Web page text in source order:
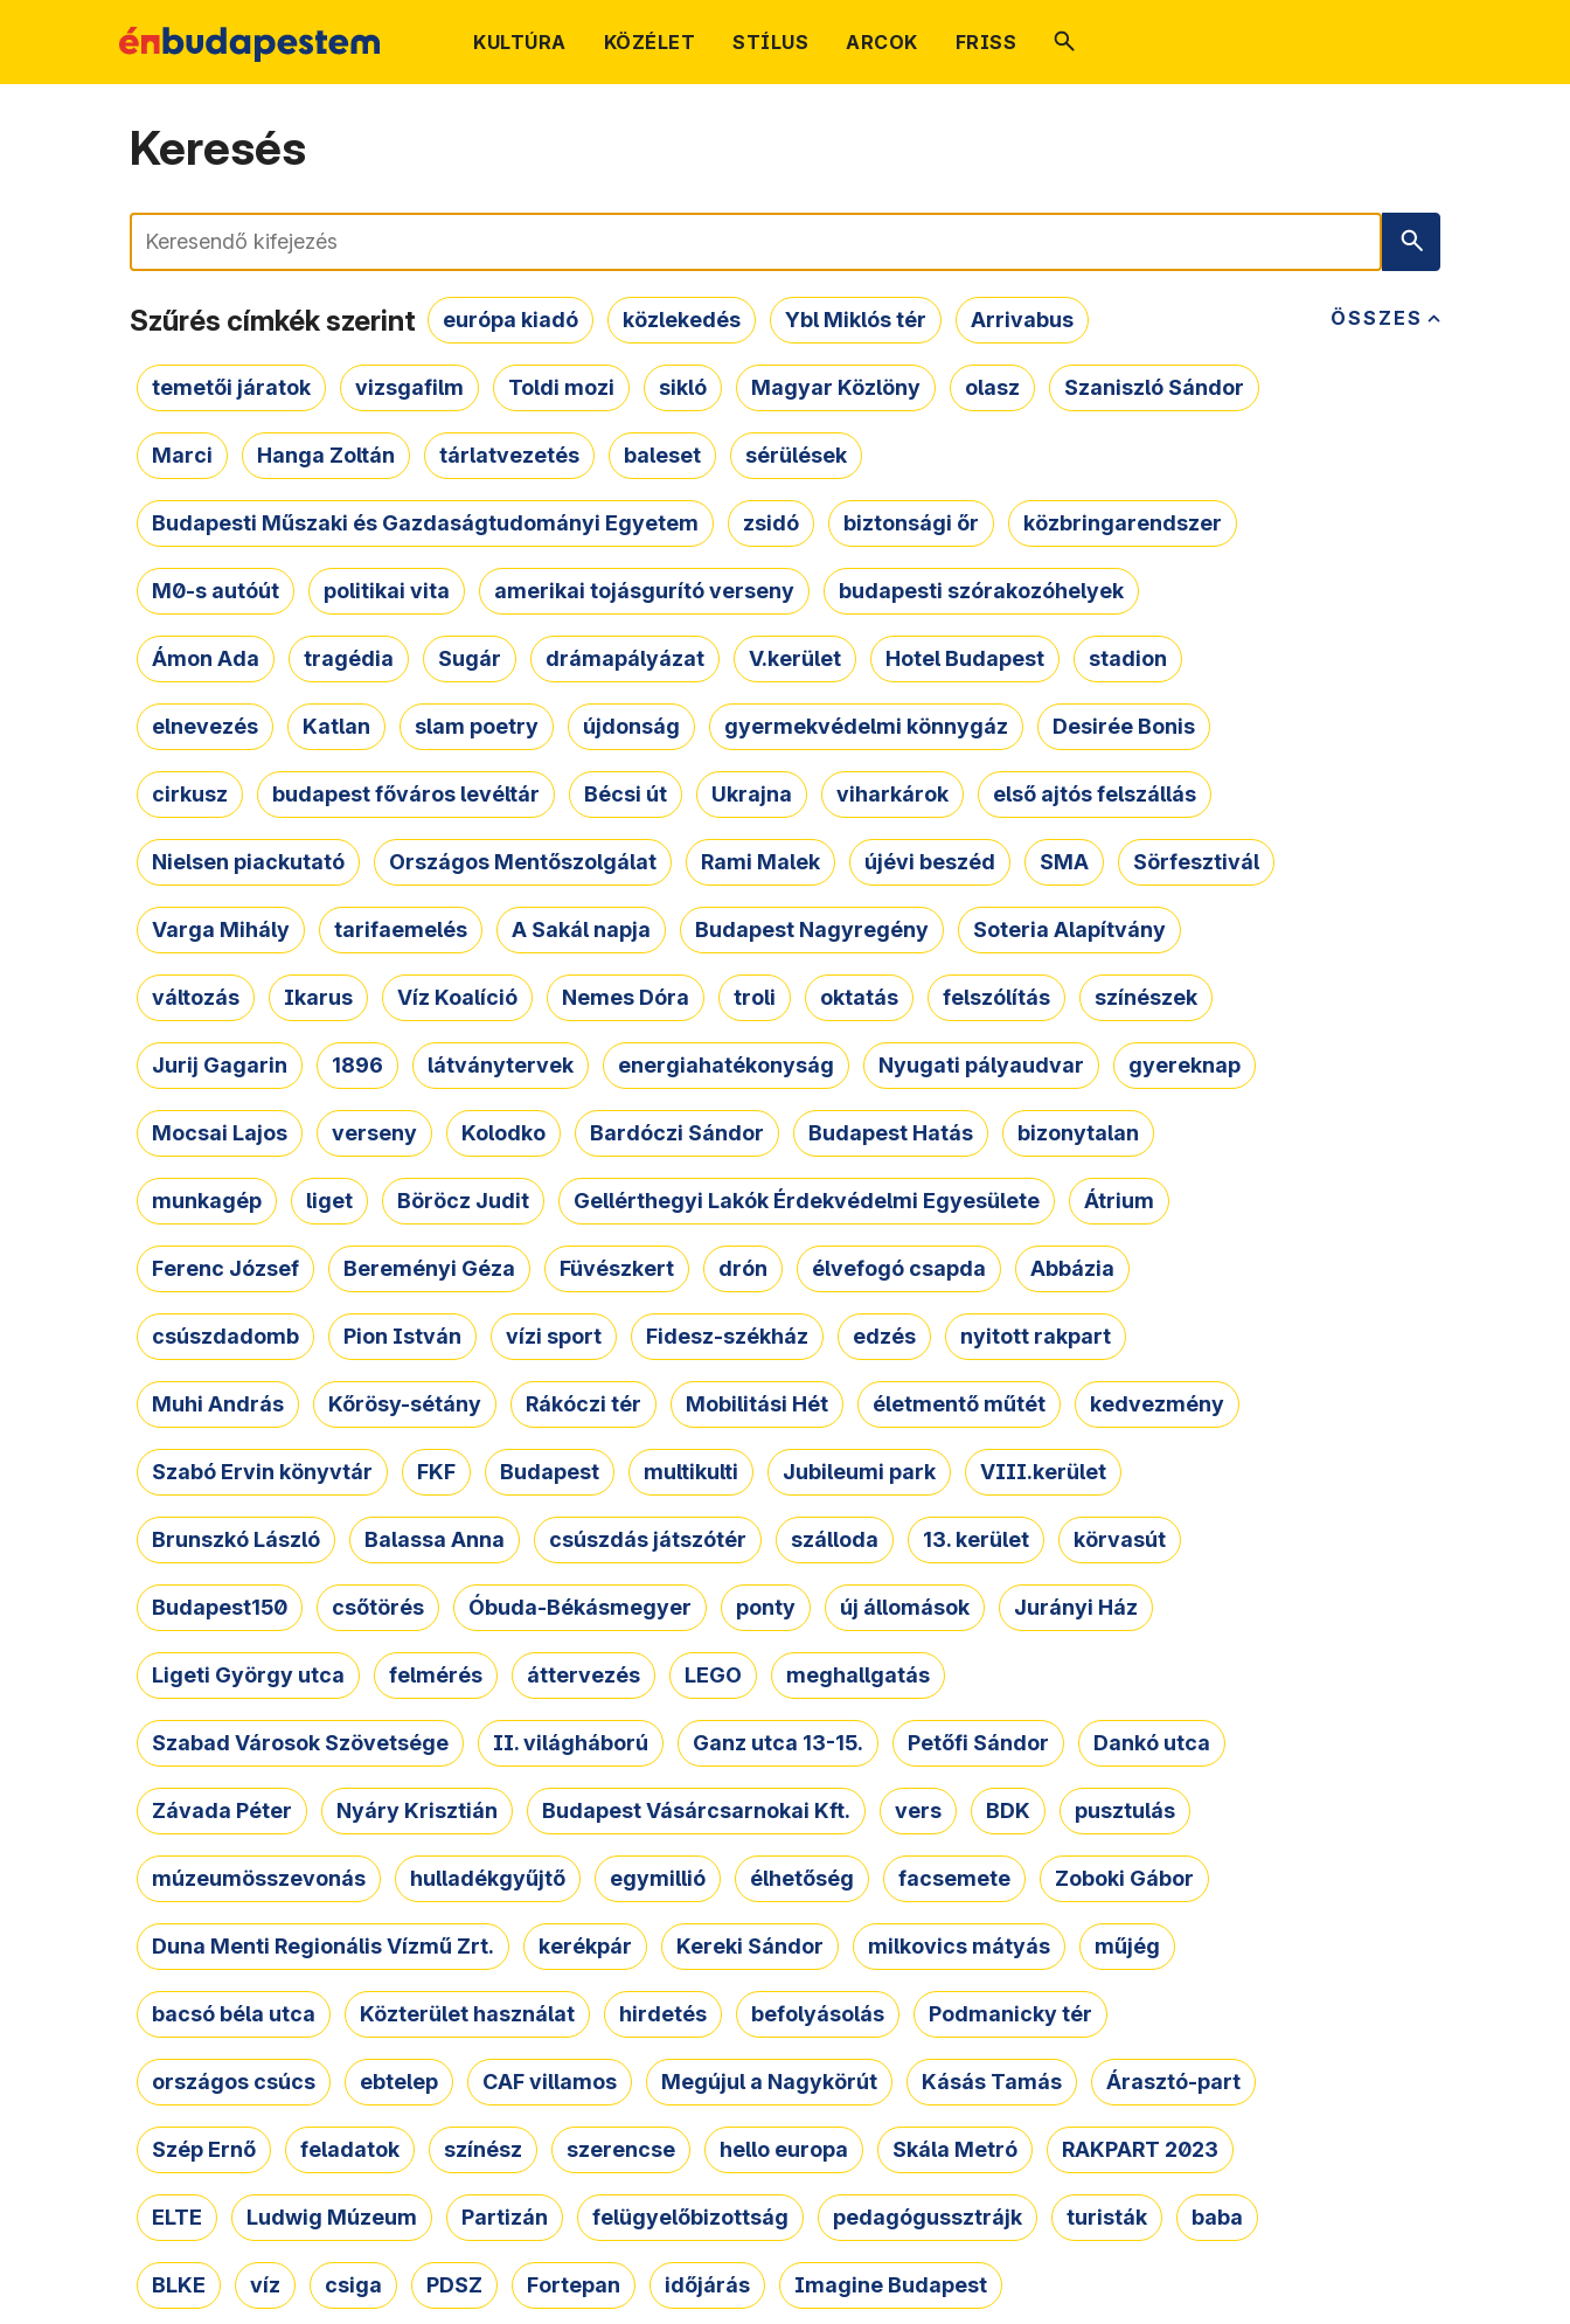
KULTÚRA KÖZÉLET STÍLUS ARCOK FRISS
Keresés
Keresés
ÖSSZES
Szűrés címkék szerint európa kiadó közlekedés Ybl Miklós tér Arrivabus
temetői járatok vizsgafilm Toldi mozi sikló Magyar Közlöny olasz Szaniszló Sándor
Marci Hanga Zoltán tárlatvezetés baleset sérülések
Budapesti Műszaki és Gazdaságtudományi Egyetem zsidó biztonsági őr közbringarendszer
M0-s autóút politikai vita amerikai tojásgurító verseny budapesti szórakozóhelyek
Ámon Ada tragédia Sugár drámapályázat V.kerület Hotel Budapest stadion
elnevezés Katlan slam poetry újdonság gyermekvédelmi könnygáz Desirée Bonis
cirkusz budapest főváros levéltár Bécsi út Ukrajna viharkárok első ajtós felszállás
Nielsen piackutató Országos Mentőszolgálat Rami Malek újévi beszéd SMA Sörfesztivál
Varga Mihály tarifaemelés A Sakál napja Budapest Nagyregény Soteria Alapítvány
változás Ikarus Víz Koalíció Nemes Dóra troli oktatás felszólítás színészek
Jurij Gagarin 1896 látványtervek energiahatékonyság Nyugati pályaudvar gyereknap
Mocsai Lajos verseny Kolodko Bardóczi Sándor Budapest Hatás bizonytalan
munkagép liget Böröcz Judit Gellérthegyi Lakók Érdekvédelmi Egyesülete Átrium
Ferenc József Bereményi Géza Füvészkert drón élvefogó csapda Abbázia
csúszdadomb Pion István vízi sport Fidesz-székház edzés nyitott rakpart
Muhi András Kőrösy-sétány Rákóczi tér Mobilitási Hét életmentő műtét kedvezmény
Szabó Ervin könyvtár FKF Budapest multikulti Jubileumi park VIII.kerület
Brunszkó László Balassa Anna csúszdás játszótér szálloda 13. kerület körvasút
Budapest150 csőtörés Óbuda-Békásmegyer ponty új állomások Jurányi Ház
Ligeti György utca felmérés áttervezés LEGO meghallgatás
Szabad Városok Szövetsége II. világháború Ganz utca 13-15. Petőfi Sándor Dankó utca
Závada Péter Nyáry Krisztián Budapest Vásárcsarnokai Kft. vers BDK pusztulás
múzeumösszevonás hulladékgyűjtő egymillió élhetőség facsemete Zoboki Gábor
Duna Menti Regionális Vízmű Zrt. kerékpár Kereki Sándor milkovics mátyás műjég
bacsó béla utca Közterület használat hirdetés befolyásolás Podmanicky tér
országos csúcs ebtelep CAF villamos Megújul a Nagykörút Kásás Tamás Árasztó-part
Szép Ernő feladatok színész szerencse hello europa Skála Metró RAKPART 2023
ELTE Ludwig Múzeum Partizán felügyelőbizottság pedagógussztrájk turisták baba
BLKE víz csiga PDSZ Fortepan időjárás Imagine Budapest